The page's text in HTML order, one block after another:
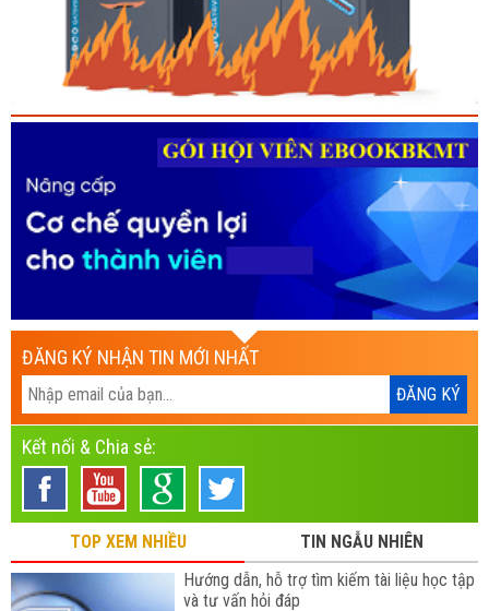
ĐĂNG KÝ NHẬN TIN MỚI NHẤT
Kết nối & Chia sẻ:
TOP XEM NHIỀU
TIN NGẪU NHIÊN
Hướng dẫn, hỗ trợ tìm kiếm tài liệu học tập
và tư vấn hỏi đáp